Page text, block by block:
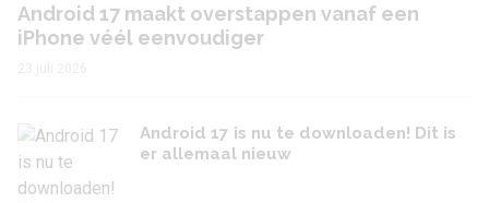
Android 17 maakt overstappen vanaf een
iPhone véél eenvoudiger
Android 17 is nu te downloaden! Dit is
er allemaal nieuw